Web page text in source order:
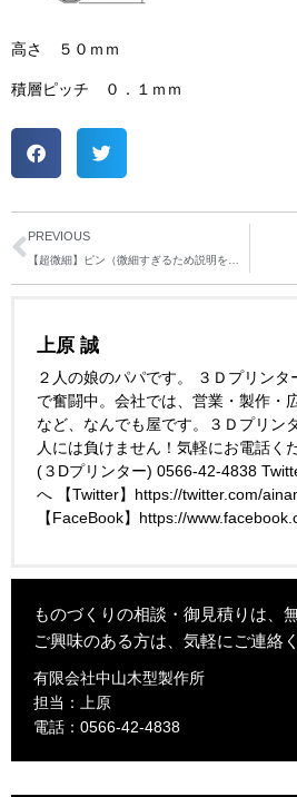
高さ ５０ｍｍ
積層ピッチ ０．１ｍｍ
PREVIOUS
【超微細】ピン（微細すぎるため説明をご確認ください）
上原 誠
２人の娘のパパです。 ３Ｄプリンタ
で奮闘中。会社では、営業・製作・
など、なんでも屋です。３Ｄプリン
人には負けません！気軽にお電話く
(３Dプリンター) 0566-42-4838
へ 【Twitter】https://twitter.com/
【FaceBook】https://
ものづくりの相談・御見積りは、
ご興味のある方は、気軽にご連絡
有限会社中山木型製作所
担当：上原
電話：0566-42-4838